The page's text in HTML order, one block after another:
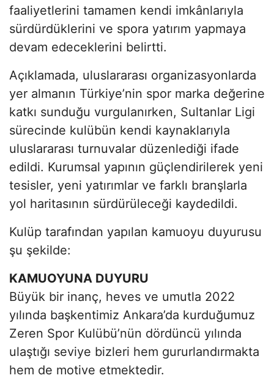
faaliyetlerini tamamen kendi imkânlarıyla
sürdürdüklerini ve spora yatırım yapmaya
devam edeceklerini belirtti.
Açıklamada, uluslararası organizasyonlarda
yer almanın Türkiye’nin spor marka değerine
katkı sunduğu vurgulanırken, Sultanlar Ligi
sürecinde kulübün kendi kaynaklarıyla
uluslararası turnuvalar düzenlediği ifade
edildi. Kurumsal yapının güçlendirilerek yeni
tesisler, yeni yatırımlar ve farklı branşlarla
yol haritasının sürdürüleceği kaydedildi.
Kulüp tarafından yapılan kamuoyu duyurusu
şu şekilde:
KAMUOYUNA DUYURU
Büyük bir inanç, heves ve umutla 2022
yılında başkentimiz Ankara’da kurduğumuz
Zeren Spor Kulübü’nün dördüncü yılında
ulaştığı seviye bizleri hem gururlandırmakta
hem de motive etmektedir.